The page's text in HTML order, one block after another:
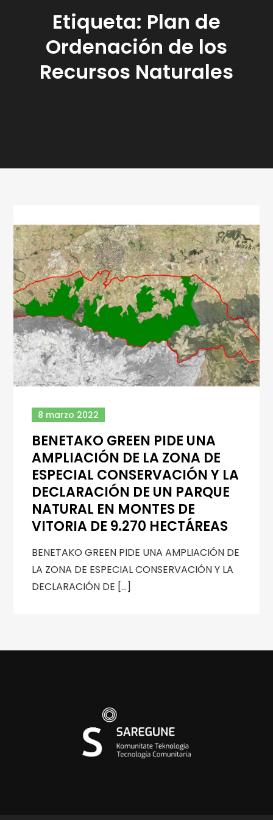
Etiqueta: Plan de
Ordenación de los
Recursos Naturales
8 marzo 2022
BENETAKO GREEN PIDE UNA
AMPLIACIÓN DE LA ZONA DE
ESPECIAL CONSERVACIÓN Y LA
DECLARACIÓN DE UN PARQUE
NATURAL EN MONTES DE
VITORIA DE 9.270 HECTÁREAS
BENETAKO GREEN PIDE UNA AMPLIACIÓN DE
LA ZONA DE ESPECIAL CONSERVACIÓN Y LA
DECLARACIÓN DE […]